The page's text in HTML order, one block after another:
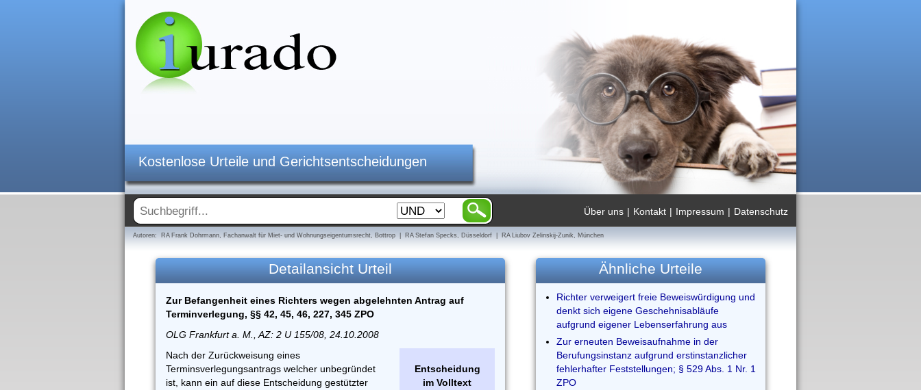
Kostenlose Urteile und Gerichtsentscheidungen
Datenschutz
|
Impressum
|
Kontakt
|
Über uns
Autoren: RA Frank Dohrmann, Fachanwalt für Miet- und Wohnungseigentumsrecht, Bottrop | RA Stefan Specks, Düsseldorf | RA Liubov Zelinskij-Zunik, München
Detailansicht Urteil
Zur Befangenheit eines Richters wegen abgelehnten Antrag auf
Terminverlegung, §§ 42, 45, 46, 227, 345 ZPO
OLG Frankfurt a. M., AZ: 2 U 155/08, 24.10.2008
Entscheidung
im Volltext
Nach der Zurückweisung eines
Terminsverlegungsantrags welcher unbegründet
ist, kann ein auf diese Entscheidung gestützter
Ähnliche Urteile
Richter verweigert freie Beweiswürdigung und
denkt sich eigene Geschehnisabläufe
aufgrund eigener Lebenserfahrung aus
Zur erneuten Beweisaufnahme in der
Berufungsinstanz aufgrund erstinstanzlicher
fehlerhafter Feststellungen; § 529 Abs. 1 Nr. 1
ZPO